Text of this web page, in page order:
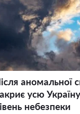
аномальної
усю
небезпеки